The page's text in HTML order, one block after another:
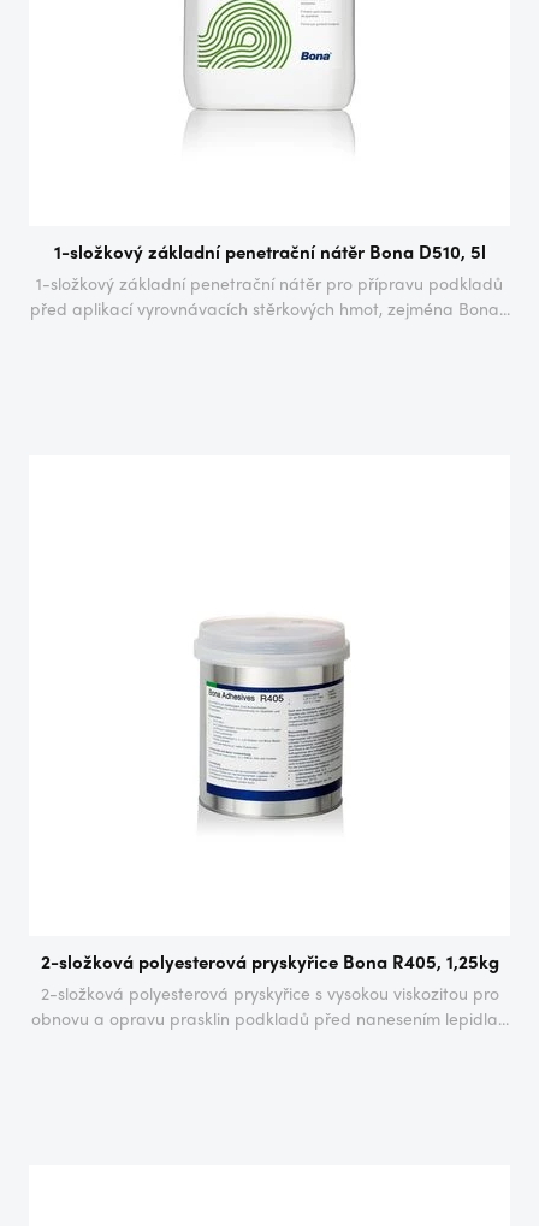
1-složkový základní penetrační nátěr Bona D510, 5l
1-složkový základní penetrační nátěr pro přípravu podkladů
před aplikací vyrovnávacích stěrkových hmot, zejména Bona...
2-složková polyesterová pryskyřice Bona R405, 1,25kg
2-složková polyesterová pryskyřice s vysokou viskozitou pro
obnovu a opravu prasklin podkladů před nanesením lepidla...